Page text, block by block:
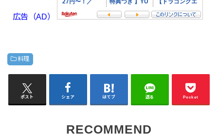
広告（AD）
料理
ポスト シェア はてブ 送る Pocket
RECOMMEND